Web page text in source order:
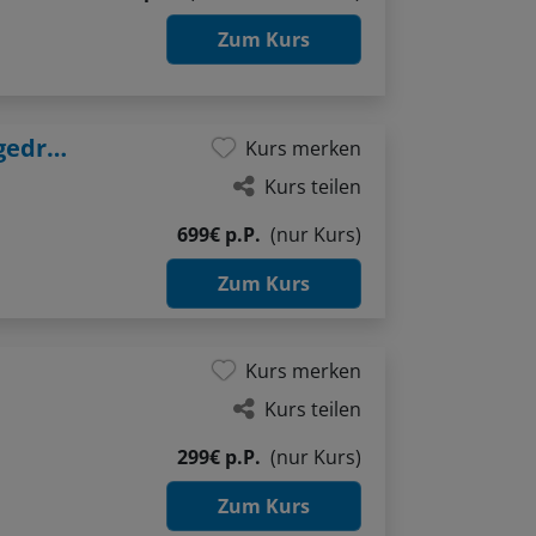
Zum Kurs
Storytelling im Fotobuch: Ihre Reise als gedrucktes Kunstwerk
Kurs merken
Kurs teilen
699€ p.P. (nur Kurs)
Zum Kurs
Kurs merken
Kurs teilen
299€ p.P. (nur Kurs)
Zum Kurs